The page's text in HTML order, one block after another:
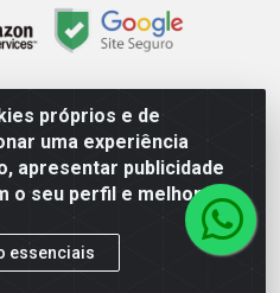
próprios e de
uma experiência
apresentar publicidade
o seu perfil e melhorar a
essenciais
LTDA - Av. Getulio
MA - CEP 65.903-280 - CNPJ
Segunda-Sexta 08as18hs,
08as12hs